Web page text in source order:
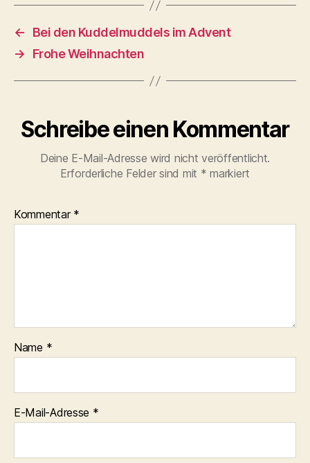
←
Bei den Kuddelmuddels im Advent
→
Frohe Weihnachten
Schreibe einen Kommentar
Deine E-Mail-Adresse wird nicht veröffentlicht.
Erforderliche Felder sind mit * markiert
Kommentar *
Name *
E-Mail-Adresse *